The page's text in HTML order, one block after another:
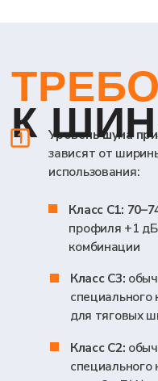
рисунок протектора и
шины с указанием
Образцы шин для
испытаний(при
этом определяется
менее 4 штук для каждого
уполномоченной
Информация о
Какие
для